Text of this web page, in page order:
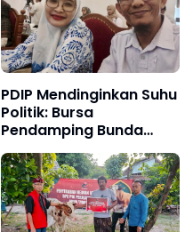
PDIP Mendinginkan Suhu
Politik: Bursa
Pendamping Bunda
Lisdyarita Dinilai Terlalu
“Darah Liar”